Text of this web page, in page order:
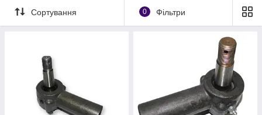
Сортування 0 Фільтри